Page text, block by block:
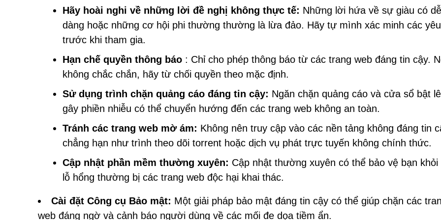
Hãy hoài nghi về những lời đề nghị không thực tế: Những lời hứa về sự giàu có dễ
dàng hoặc những cơ hội phi thường thường là lừa đảo. Hãy tự mình xác minh các
trước khi tham gia.
Hạn chế quyền thông báo : Chỉ cho phép thông báo từ các trang web đáng tin cậy.
không chắc chắn, hãy từ chối quyền theo mặc định.
Sử dụng trình chặn quảng cáo đáng tin cậy: Ngăn chặn quảng cáo và cửa sổ bật
gây phiền nhiễu có thể chuyển hướng đến các trang web không an toàn.
Tránh các trang web mờ ám: Không nên truy cập vào các nền tảng không đáng tin
chẳng hạn như trình theo dõi torrent hoặc dịch vụ phát trực tuyến không chính thức.
Cập nhật phần mềm thường xuyên: Cập nhật thường xuyên có thể bảo vệ bạn khỏi
lỗ hổng thường bị các trang web độc hại khai thác.
Cài đặt Công cụ Bảo mật: Một giải pháp bảo mật đáng tin cậy có thể giúp chặn các
web đáng ngờ và cảnh báo người dùng về các mối đe dọa tiềm ẩn.